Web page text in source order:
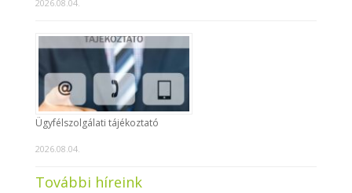
2026.08.04.
Ügyfélszolgálati tájékoztató
2026.08.04.
További híreink